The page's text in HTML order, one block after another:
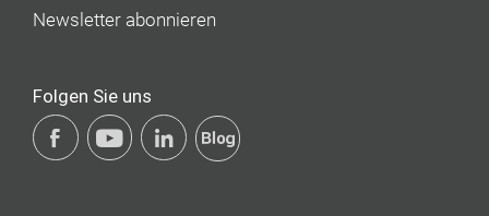
Newsletter abonnieren
Folgen Sie uns